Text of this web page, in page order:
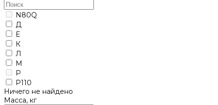
N80Q
Д
Е
К
Л
М
Р
Р110
Ничего не найдено
Масса, кг